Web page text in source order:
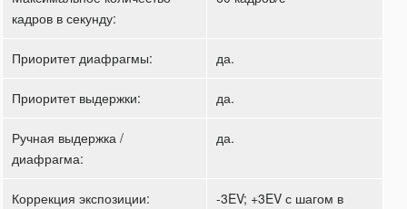
кадров в секунду:
Приоритет диафрагмы: да.
Приоритет выдержки: да.
Ручная выдержка /
диафрагма:
да.
Коррекция экспозиции:
-3EV; +3EV с шагом в